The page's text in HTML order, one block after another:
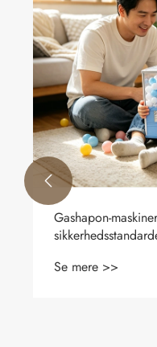
Gashapon-
Se mere >>
